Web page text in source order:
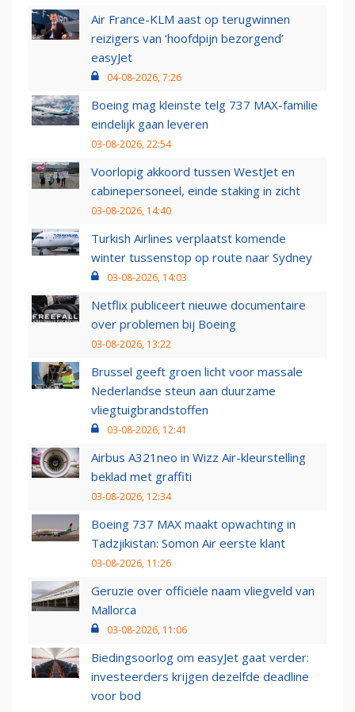
Air France-KLM aast op terugwinnen
reizigers van ‘hoofdpijn bezorgend’
easyJet
04-08-2026, 7:26
Boeing mag kleinste telg 737 MAX-familie
eindelijk gaan leveren
03-08-2026, 22:54
Voorlopig akkoord tussen WestJet en
cabinepersoneel, einde staking in zicht
03-08-2026, 14:40
Turkish Airlines verplaatst komende
winter tussenstop op route naar Sydney
03-08-2026, 14:03
Netflix publiceert nieuwe documentaire
over problemen bij Boeing
03-08-2026, 13:22
Brussel geeft groen licht voor massale
Nederlandse steun aan duurzame
vliegtuigbrandstoffen
03-08-2026, 12:41
Airbus A321neo in Wizz Air-kleurstelling
beklad met graffiti
03-08-2026, 12:34
Boeing 737 MAX maakt opwachting in
Tadzjikistan: Somon Air eerste klant
03-08-2026, 11:26
Geruzie over officiële naam vliegveld van
Mallorca
03-08-2026, 11:06
Biedingsoorlog om easyJet gaat verder:
investeerders krijgen dezelfde deadline
voor bod